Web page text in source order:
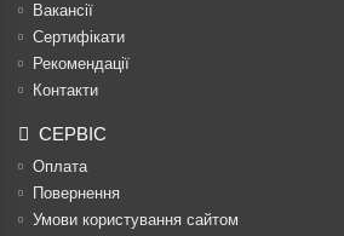
Вакансії
Сертифікати
Рекомендації
Контакти
СЕРВІС
Оплата
Повернення
Умови користування сайтом